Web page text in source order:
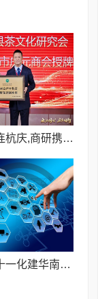
荒野茶香连杭庆,商研携手促共富——庆元县茶文化研究会授牌杭州市庆元商会
中国化学十一化建华南分公司沙特项目开展营地消防培训及应急演练